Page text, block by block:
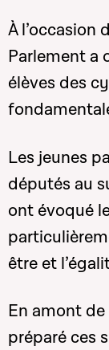
À l’occasion
Parlement a
élèves des
Les jeunes
députés au
ont évoqué
être et
En amont de
préparé ces